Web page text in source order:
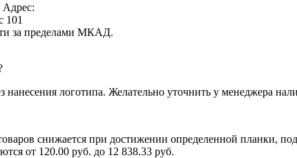
Адрес:
101
за пределами МКАД.
логотипа. Желательно уточнить у менеджера
снижается при достижении определенной планки,
от 120.00 руб. до 12 838.33 руб.